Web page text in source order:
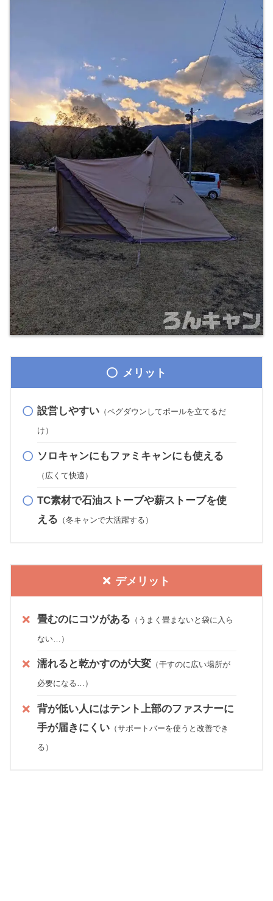
メリット
設営しやすい（ペグダウンしてポールを立てるだ
け）
ソロキャンにもファミキャンにも使える
（広くて快適）
TC素材で石油ストーブや薪ストーブを使
える （冬キャンで大活躍する）
デメリット
畳むのにコツがある （うまく畳まないと袋に入ら
ない…）
濡れると乾かすのが大変（干すのに広い場所が
必要になる…）
背が低い人にはテント上部のファスナーに
手が届きにくい（サポートバーを使うと改善でき
る）